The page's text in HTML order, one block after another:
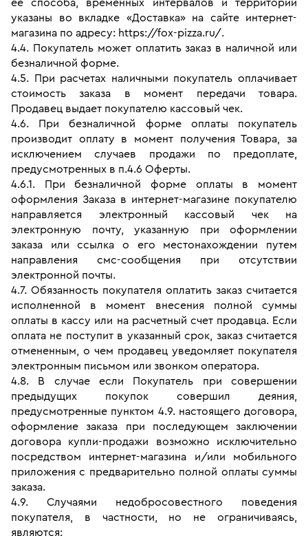
указаны во вкладке «Доставка» на сайте интернет-
магазина по адресу: https://fox-pizza.ru/.
4.4. Покупатель может оплатить заказ в наличной или
безналичной форме.
4.5. При расчетах наличными покупатель оплачивает
стоимость заказа в момент передачи товара.
Продавец выдает покупателю кассовый чек.
4.6. При безналичной форме оплаты покупатель
производит оплату в момент получения Товара, за
исключением случаев продажи по предоплате,
предусмотренных в п.4.6 Оферты.
4.6.1. При безналичной форме оплаты в момент
оформления Заказа в интернет-магазине покупателю
направляется электронный кассовый чек на
электронную почту, указанную при оформлении
заказа или ссылка о его местонахождении путем
направления смс-сообщения при отсутствии
электронной почты.
4.7. Обязанность покупателя оплатить заказ считается
исполненной в момент внесения полной суммы
оплаты в кассу или на расчетный счет продавца. Если
оплата не поступит в указанный срок, заказ считается
отмененным, о чем продавец уведомляет покупателя
электронным письмом или звонком оператора.
4.8. В случае если Покупатель при совершении
предыдущих покупок совершил деяния,
предусмотренные пунктом 4.9. настоящего договора,
оформление заказа при последующем заключении
договора купли-продажи возможно исключительно
посредством интернет-магазина и/или мобильного
приложения с предварительно полной оплаты суммы
заказа.
4.9. Случаями недобросовестного поведения
покупателя, в частности, но не ограничиваясь,
являются: